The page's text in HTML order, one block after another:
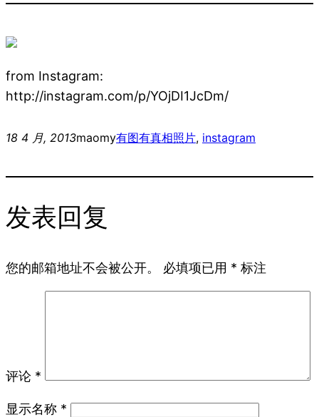
from Instagram:
http://instagram.com/p/YOjDI1JcDm/
18 4 月, 2013maomy有图有真相照片, instagram
发表回复
您的邮箱地址不会被公开。 必填项已用 * 标注
评论 *
显示名称 *